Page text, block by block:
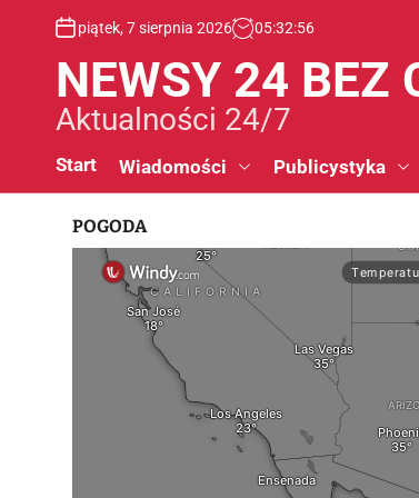
piątek, 7 sierpnia 2026 05:32:57
NEWSY 24 BEZ
Aktualności 24/7
Start Wiadomości Publicystyka
POGODA